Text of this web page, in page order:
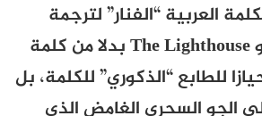
العربية “الفنار” لترجمة
عنوان الفيلم وهو The Lighthouse بدلا من كلمة
للطابع “الذكوري” للكلمة، بل
الجو السحري الغامض الذي